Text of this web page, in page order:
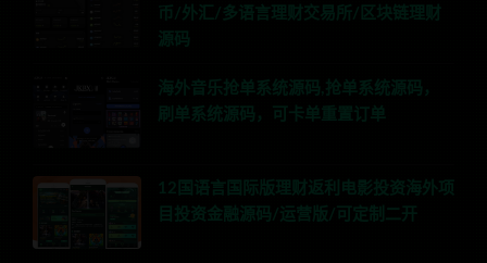
币/外汇/多语言理财交易所/区块链理财
源码
海外音乐抢单系统源码,抢单系统源码，
刷单系统源码，可卡单重置订单
12国语言国际版理财返利电影投资海外项
目投资金融源码/运营版/可定制二开